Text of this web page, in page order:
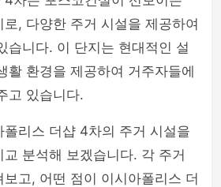
, 다양한 주거 시설을 제공하여
습니다. 이 단지는 현대적인 설
활 환경을 제공하여 거주자들에
고 있습니다.
폴리스 더샵 4차의 주거 시설을
분석해 보겠습니다. 각 주거
고, 어떤 점이 이시아폴리스 더